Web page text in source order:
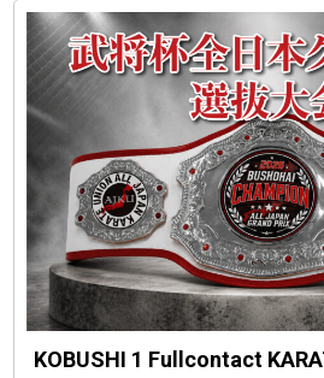
KOBUSHI 1 Fullcontact